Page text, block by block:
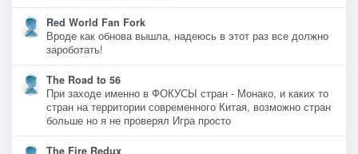
Red World Fan Fork
Вроде как обнова вышла, надеюсь в этот раз все должно
зароботать!
The Road to 56
При заходе именно в ФОКУСЫ стран - Монако, и каких то
стран на территории современного Китая, возможно стран
больше но я не проверял Игра просто
The Fire Redux